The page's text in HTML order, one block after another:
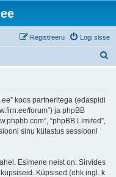
Logi sisse
Registreeru
koos partneritega (edaspidi
forum”) ja phpBB
“phpBB Limited”,
sinu külastus sessiooni
Esimene neist on: Sirvides
Küpsised (ehk ingl. k